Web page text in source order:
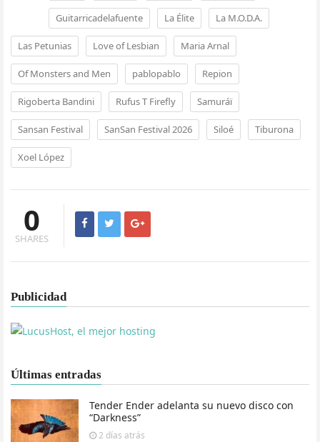
Guitarricadelafuente La Élite La M.O.D.A.
Las Petunias Love of Lesbian Maria Arnal
Of Monsters and Men pablopablo Repion
Rigoberta Bandini Rufus T Firefly Samuráï
Sansan Festival SanSan Festival 2026 Siloé Tiburona
Xoel López
0
SHARES
Publicidad
Últimas entradas
Tender Ender adelanta su nuevo disco con
“Darkness”
2 días atrás